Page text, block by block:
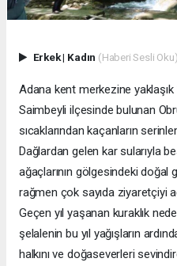
Erkek| Kadın (Haberi Sesli Oku)
Adana kent merkezine
Saimbeyli ilçesinde bulunan
sıcaklarından kaçanların
Dağlardan gelen kar sularıyla
ağaçlarının gölgesindeki
rağmen çok sayıda ziyaretçiyi
Geçen yıl yaşanan kuraklık
şelalenin bu yıl yağışların
halkını ve doğaseverleri